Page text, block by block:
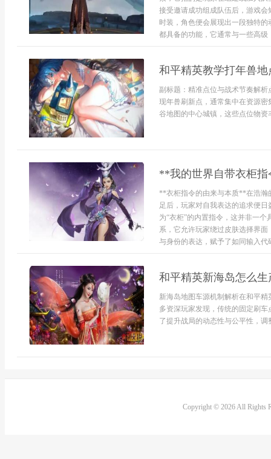
接受邀请成功组成队伍后，游戏
时装，角色便会展现出一段独特
都具备的功能，它通常与一些高级
和平精英教学打年兽
副标题：精准点位与战术节奏解
现年兽刷新点，通常集中在资源
谷地图的中心城镇，这些点位物资
**我的世界自带衣柜
**衣柜指令的由来与本质**在浩瀚
足后，玩家对自我表达的追求便
为“衣柜”的内置指令，这并非一
系，它允许玩家绕过皮肤选择界
与身份的表达，赋予了如同输入代
和平精英新海岛怎么
新海岛地图车源机制解析在和平
多资深玩家发现，传统的固定刷
了提升战局的动态性与公平性，调
Copyright © 2026 All Rights